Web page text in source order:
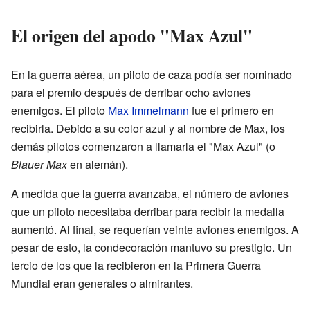
El origen del apodo "Max Azul"
En la guerra aérea, un piloto de caza podía ser nominado
para el premio después de derribar ocho aviones
enemigos. El piloto Max Immelmann fue el primero en
recibirla. Debido a su color azul y al nombre de Max, los
demás pilotos comenzaron a llamarla el "Max Azul" (o
Blauer Maxen alemán).
A medida que la guerra avanzaba, el número de aviones
que un piloto necesitaba derribar para recibir la medalla
aumentó. Al final, se requerían veinte aviones enemigos. A
pesar de esto, la condecoración mantuvo su prestigio. Un
tercio de los que la recibieron en la Primera Guerra
Mundial eran generales o almirantes.